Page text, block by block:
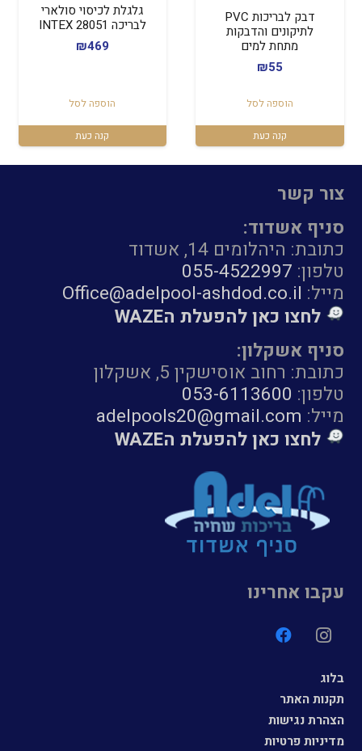
דבק לבריכות PVC
לתיקונים והדבקות
מתחת למים
₪55
הוספה לסל
קנה כעת
גלגלת לכיסוי סולארי
לבריכה 28051 INTEX
₪469
הוספה לסל
קנה כעת
צור קשר
סניף אשדוד:
כתובת: היהלומים 14, אשדוד
טלפון: 055-4522997
מייל: Office@adelpool-ashdod.co.il
לחצו כאן להפעלת הWAZE
סניף אשקלון:
כתובת: רחוב אוסישקין 5, אשקלון
טלפון: 053-6113600
מייל: adelpools20@gmail.com
לחצו כאן להפעלת הWAZE
עקבו אחרינו
בלוג
תקנות האתר
הצהרת נגישות
מדיניות פרטיות